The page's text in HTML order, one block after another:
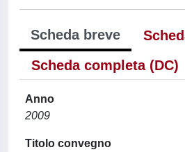
Scheda breve
Scheda completa (DC)
Anno
2009
Titolo convegno